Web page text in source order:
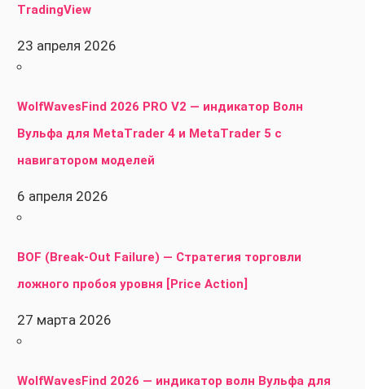
TradingView
23 апреля 2026
WolfWavesFind 2026 PRO V2 — индикатор Волн
Вульфа для MetaTrader 4 и MetaTrader 5 с
навигатором моделей
6 апреля 2026
BOF (Break-Out Failure) — Стратегия торговли
ложного пробоя уровня [Price Action]
27 марта 2026
WolfWavesFind 2026 — индикатор волн Вульфа для